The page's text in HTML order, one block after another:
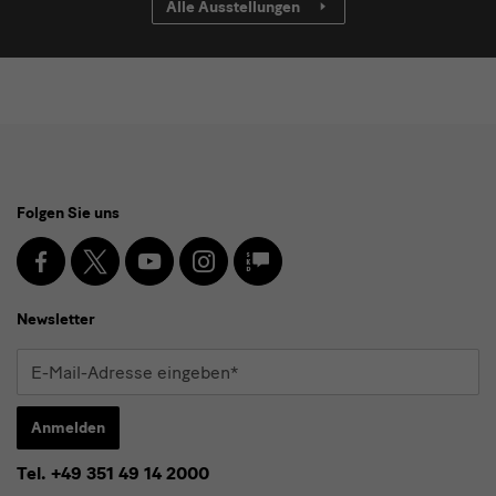
Alle Ausstellungen
Media
und
Newsletter
Folgen Sie uns
Facebook
X YoutubeInstagramSKD
Blog
Newsletter
E-
Adresse
Anmelden
* Pflichtfeld
Tel. +49 351 49 14 2000